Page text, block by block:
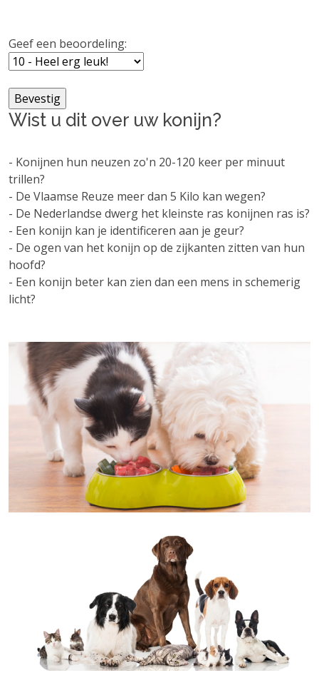
Geef een beoordeling:
Wist u dit over uw konijn?
- Konijnen hun neuzen zo'n 20-120 keer per minuut
trillen?
- De Vlaamse Reuze meer dan 5 Kilo kan wegen?
- De Nederlandse dwerg het kleinste ras konijnen ras is?
- Een konijn kan je identificeren aan je geur?
- De ogen van het konijn op de zijkanten zitten van hun
hoofd?
- Een konijn beter kan zien dan een mens in schemerig
licht?